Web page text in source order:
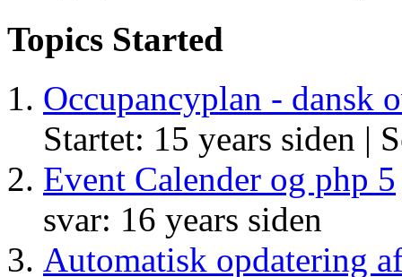
Topics Started
Occupancyplan - dansk
Startet: 15 years siden |
Event Calender og php 5
svar: 16 years siden
Automatisk opdatering